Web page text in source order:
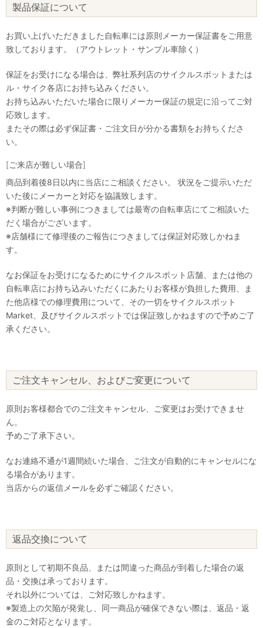
製品保証について
お買い上げいただきました自転車には原則メーカー保証書をご用意
致しております。（アウトレット・サンプル車除く）
保証をお受けになる場合は、弊社系列店のサイクルスポットまたは
ル・サイク各店にお持ち込みください。
お持ち込みいただいた場合に限りメーカー保証の規定に沿ってご対
応致します。
またその際は必ず保証書・ご注文日が分かる書類をお持ちくださ
い。
[ご来店が難しい場合]
商品到着後8日以内に当店にご相談ください。 状況をご提示いただ
いた後にメーカーと対応を協議致します。
※判断が難しい事例につきましては最寄の自転車店にてご相談いた
だく場合がございます。
※店舗様にて修理後のご報告につきましては保証対応致しかねま
す。
なお保証をお受けになるためにサイクルスポット店舗、または他の
自転車店にお持ち込みいただくにあたりお客様が負担した費用、ま
た他店様での修理費用について、その一切をサイクルスポット
Market、及びサイクルスポットでは保証致しかねますので予めご了
承ください。
ご注文キャンセル、およびご変更について
原則お客様都合でのご注文キャンセル、ご変更はお受けできませ
ん。
予めご了承下さい。
なお連絡不通が1週間続いた場合、ご注文が自動的にキャンセルにな
る場合があります。
当店からの返信メールを必ずご確認ください。
返品交換について
原則として初期不良品、または間違った商品が到着した場合の返
品・交換は承っております。
それ以外については、ご対応致しかねます。
※製造上の欠陥が発覚し、同一商品が確保できない際は、返品・返
金のご対応となります。